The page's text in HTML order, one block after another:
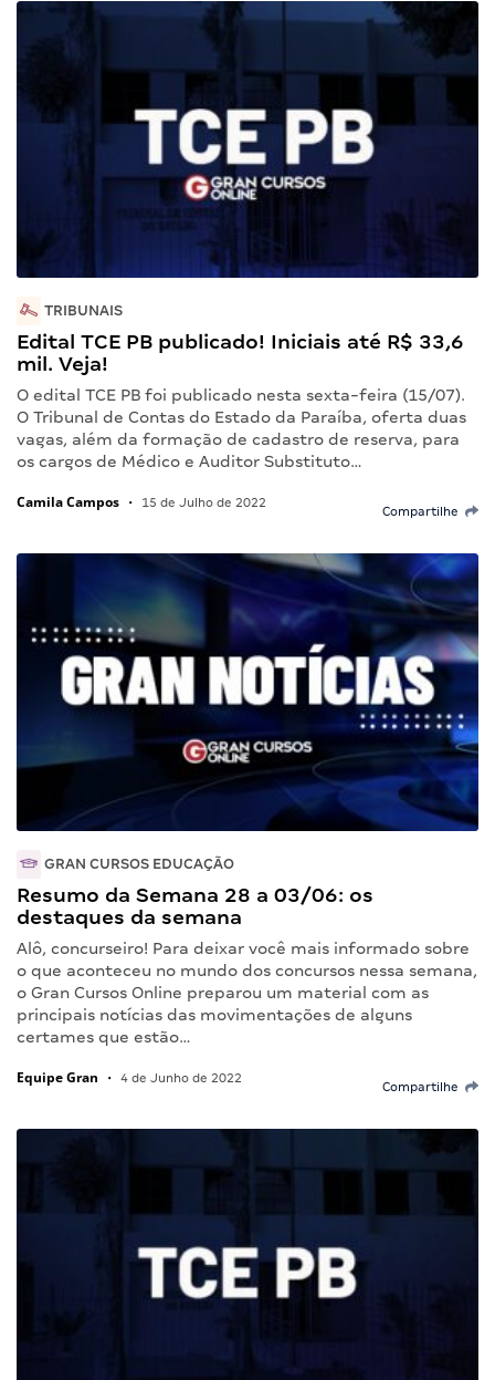
TRIBUNAIS
Edital TCE PB publicado! Iniciais até R$ 33,6
mil. Veja!
O edital TCE PB foi publicado nesta sexta-feira (15/07).
O Tribunal de Contas do Estado da Paraíba, oferta duas
vagas, além da formação de cadastro de reserva, para
os cargos de Médico e Auditor Substituto…
Camila Campos • 15 de Julho de 2022
Compartilhe
GRAN CURSOS EDUCAÇÃO
Resumo da Semana 28 a 03/06: os
destaques da semana
Alô, concurseiro! Para deixar você mais informado sobre
o que aconteceu no mundo dos concursos nessa semana,
o Gran Cursos Online preparou um material com as
principais notícias das movimentações de alguns
certames que estão…
Equipe Gran • 4 de Junho de 2022
Compartilhe